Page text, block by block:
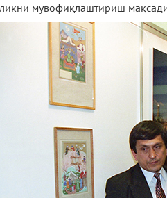
мувофиқлаштириш